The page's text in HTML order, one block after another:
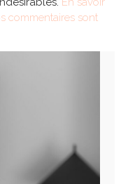
commentaires sont